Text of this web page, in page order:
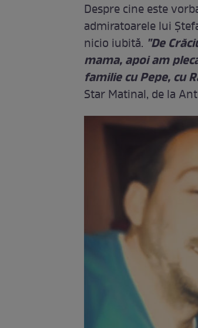
Despre cine este
admiratoarele lui
nicio iubită. "De
mama, apoi am
familie cu Pepe, cu
Star Matinal, de la